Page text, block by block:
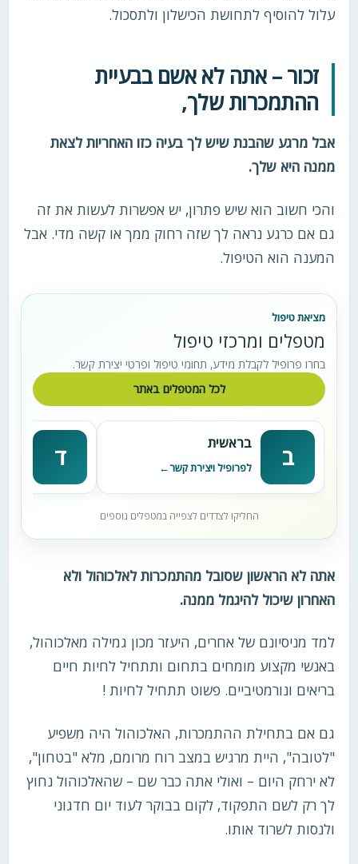
עלול להוסיף לתחושת הכישלון ולתסכול.
זכור – אתה לא אשם בבעיית
ההתמכרות שלך,
אבל מרגע שהבנת שיש לך בעיה כזו האחריות לצאת
ממנה היא שלך.
והכי חשוב הוא שיש פתרון, יש אפשרות לעשות את זה
גם אם כרגע נראה לך שזה רחוק ממך או קשה מדי. אבל
המענה הוא הטיפול.
מציאת טיפול
מטפלים ומרכזי טיפול
בחרו פרופיל לקבלת מידע, תחומי טיפול ופרטי יצירת קשר.
לכל המטפלים באתר
ב בראשית
לפרופיל ויצירת קשר ד
החליקו לצדדים לצפייה במטפלים נוספים
אתה לא הראשון שסובל מהתמכרות לאלכוהול ולא
האחרון שיכול להיגמל ממנה.
למד מניסיונם של אחרים, היעזר מכון גמילה מאלכוהול,
באנשי מקצוע מומחים בתחום ותתחיל לחיות חיים
בריאים ונורמטיביים. פשוט תתחיל לחיות !
גם אם בתחילת ההתמכרות, האלכוהול היה משפיע
"לטובה", היית מרגיש במצב רוח מרומם, מלא "בטחון",
לא ירחק היום – ואולי אתה כבר שם – שהאלכוהול נחוץ
לך רק לשם התפקוד, לקום בבוקר לעוד יום חדגוני
ולנסות לשרוד אותו.